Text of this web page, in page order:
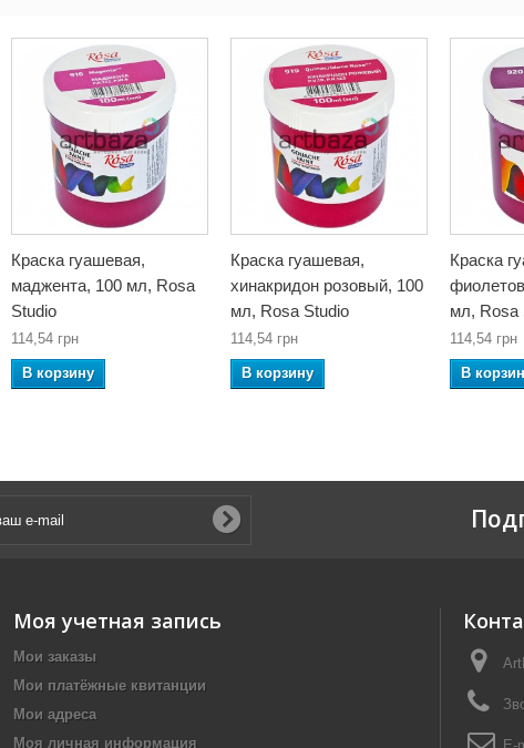
Краска гуашевая,
маджента, 100 мл, Rosa
Studio
114,54 грн
В корзину
Краска гуашевая,
хинакридон розовый, 100
мл, Rosa Studio
114,54 грн
В корзину
Краска
мл, Rosa
114,54 грн
В
Моя учетная запись
Мои заказы
Мои платёжные квитанции
Мои адреса
Моя личная информация